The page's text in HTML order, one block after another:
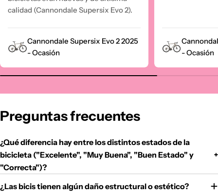
calidad (Cannondale Supersix Evo 2).
Cannondale Supersix Evo 2 2025
- Ocasión
- Ocasión
Preguntas frecuentes
¿Qué diferencia hay entre los distintos estados de la
bicicleta ("Excelente", "Muy Buena", "Buen Estado" y
"Correcta")?
¿Las bicis tienen algún daño estructural o estético?